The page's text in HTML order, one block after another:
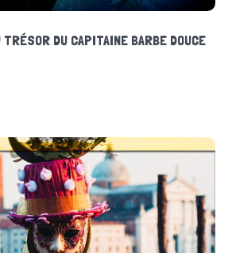
TRÉSOR DU CAPITAINE BARBE DOUCE